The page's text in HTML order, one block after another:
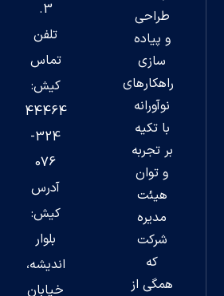
طراحی
و پیاده
سازی
راهکارهای
نوآورانه
با تکیه
بر تجربه
و توان
هیئت
مدیره
شرکت
که
همگی از
3.
تلفن
تماس
کیش:
44464
324-
076
آدرس
کیش:
بلوار
اندیشه،
خیابان